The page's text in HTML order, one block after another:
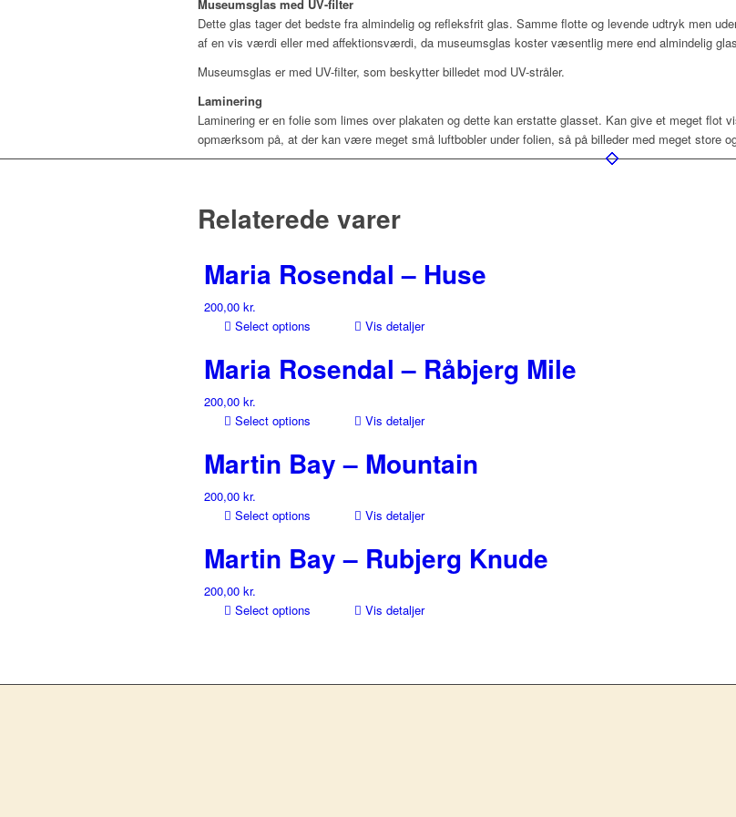
Museumsglas med UV-filter
Dette glas tager det bedste fra almindelig og refleksfrit glas. Samme flotte og levende udtryk men
af en vis værdi eller med affektionsværdi, da museumsglas koster væsentlig mere end almindelig
Museumsglas er med UV-filter, som beskytter billedet mod UV-stråler.
Laminering
Laminering er en folie som limes over plakaten og dette kan erstatte glasset. Kan give et meget flot
opmærksom på, at der kan være meget små luftbobler under folien, så på billeder med meget store
Relaterede varer
Maria Rosendal – Huse
200,00 kr.
Select options
Vis detaljer
Maria Rosendal – Råbjerg Mile
200,00 kr.
Select options
Vis detaljer
Martin Bay – Mountain
200,00 kr.
Select options
Vis detaljer
Martin Bay – Rubjerg Knude
200,00 kr.
Select options
Vis detaljer